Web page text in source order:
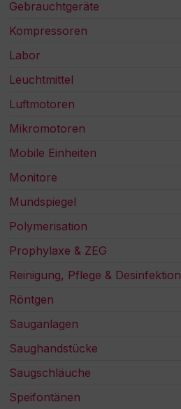
Gebrauchtgeräte
Kompressoren
Labor
Leuchtmittel
Luftmotoren
Mikromotoren
Mobile Einheiten
Monitore
Mundspiegel
Polymerisation
Prophylaxe & ZEG
Reinigung, Pflege & Desinfektion
Röntgen
Sauganlagen
Saughandstücke
Saugschläuche
Speifontänen